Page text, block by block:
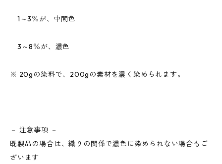
1～3％が、中間色
3～8％が、濃色
※ 20gの染料で、200gの素材を濃く染められます。
－ 注意事項 －
既製品の場合は、織りの関係で濃色に染められない場合もご
ざいます